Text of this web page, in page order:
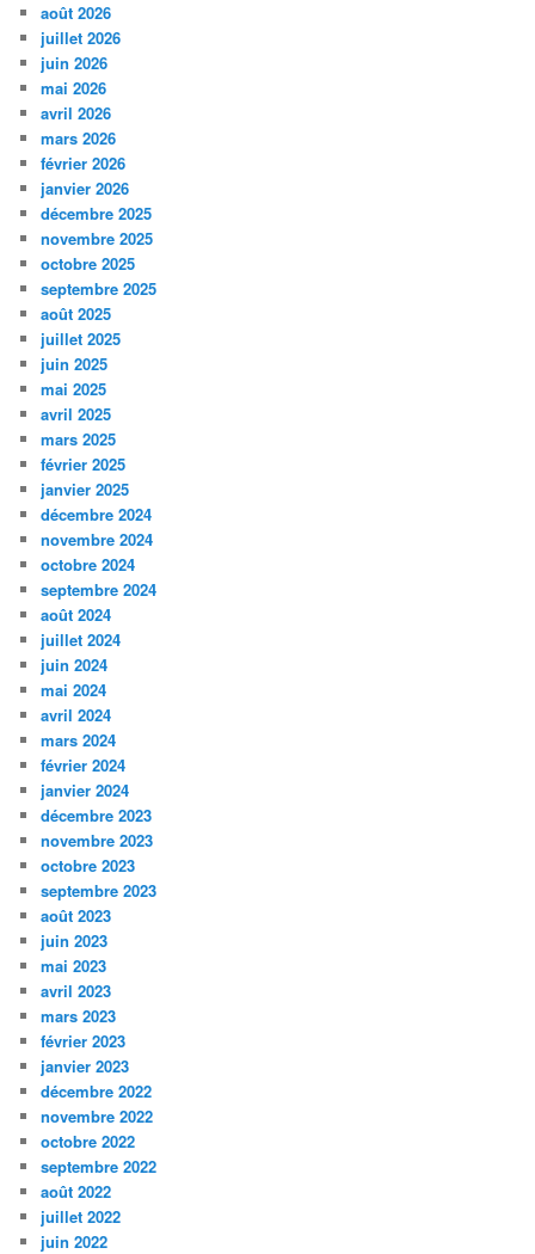
août 2026
juillet 2026
juin 2026
mai 2026
avril 2026
mars 2026
février 2026
janvier 2026
décembre 2025
novembre 2025
octobre 2025
septembre 2025
août 2025
juillet 2025
juin 2025
mai 2025
avril 2025
mars 2025
février 2025
janvier 2025
décembre 2024
novembre 2024
octobre 2024
septembre 2024
août 2024
juillet 2024
juin 2024
mai 2024
avril 2024
mars 2024
février 2024
janvier 2024
décembre 2023
novembre 2023
octobre 2023
septembre 2023
août 2023
juin 2023
mai 2023
avril 2023
mars 2023
février 2023
janvier 2023
décembre 2022
novembre 2022
octobre 2022
septembre 2022
août 2022
juillet 2022
juin 2022